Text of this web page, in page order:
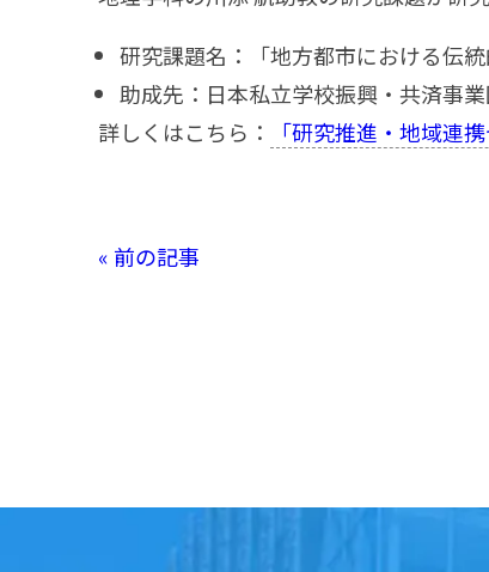
研究課題名：「地方都市における伝
助成先：日本私立学校振興・共済事
詳しくはこちら：
「研究推進・地域連
« 前の記事